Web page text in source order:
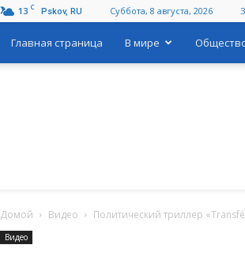
13 C Pskov, RU Суббота, 8 августа, 2026
Главная страница В мире
Домой Видео Политический триллер
Видео